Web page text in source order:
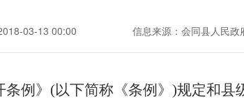
03-13 00:00 信息来源：会同县人民政
例》(以下简称《条例》)规定和县